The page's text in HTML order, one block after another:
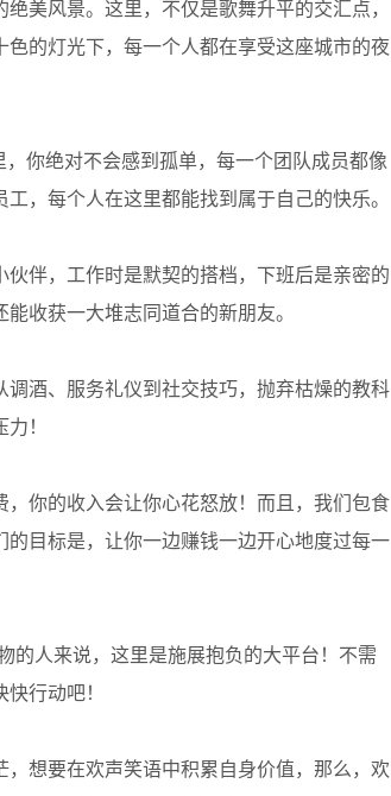
美风景。这里，不仅是歌舞升平的交汇点，
的灯光下，每一个人都在享受这座城市的夜
你绝对不会感到孤单，每一个团队成员都像
，每个人在这里都能找到属于自己的快乐。
伴，工作时是默契的搭档，下班后是亲密的
收获一大堆志同道合的新朋友。
酒、服务礼仪到社交技巧，抛弃枯燥的教科
！
你的收入会让你心花怒放！而且，我们包食
目标是，让你一边赚钱一边开心地度过每一
的人来说，这里是施展抱负的大平台！不需
行动吧！
想要在欢声笑语中积累自身价值，那么，欢